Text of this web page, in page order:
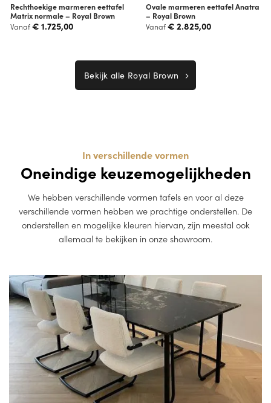
Rechthoekige marmeren eettafel
Matrix normale – Royal Brown
Vanaf€ 1.725,00
Ovale marmeren eettafel Anatra
– Royal Brown
Vanaf€ 2.825,00
Bekijk alle Royal Brown
In verschillende vormen
Oneindige keuzemogelijkheden
We hebben verschillende vormen tafels en voor al deze
verschillende vormen hebben we prachtige onderstellen. De
onderstellen en mogelijke kleuren hiervan, zijn meestal ook
allemaal te bekijken in onze showroom.